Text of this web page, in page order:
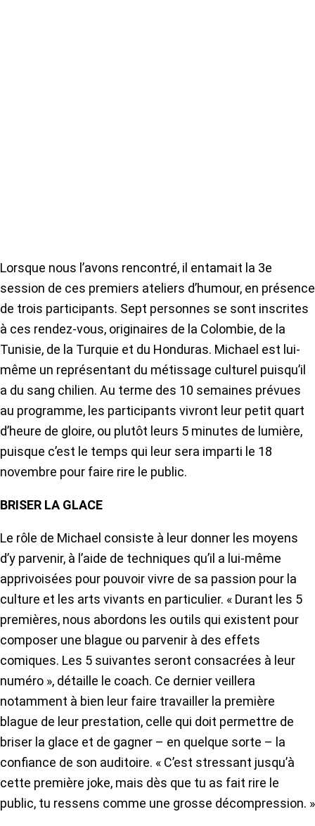
Lorsque nous l’avons rencontré, il entamait la 3e
session de ces premiers ateliers d’humour, en présence
de trois participants. Sept personnes se sont inscrites
à ces rendez-vous, originaires de la Colombie, de la
Tunisie, de la Turquie et du Honduras. Michael est lui-
même un représentant du métissage culturel puisqu’il
a du sang chilien. Au terme des 10 semaines prévues
au programme, les participants vivront leur petit quart
d’heure de gloire, ou plutôt leurs 5 minutes de lumière,
puisque c’est le temps qui leur sera imparti le 18
novembre pour faire rire le public.
BRISER LA GLACE
Le rôle de Michael consiste à leur donner les moyens
d’y parvenir, à l’aide de techniques qu’il a lui-même
apprivoisées pour pouvoir vivre de sa passion pour la
culture et les arts vivants en particulier. « Durant les 5
premières, nous abordons les outils qui existent pour
composer une blague ou parvenir à des effets
comiques. Les 5 suivantes seront consacrées à leur
numéro », détaille le coach. Ce dernier veillera
notamment à bien leur faire travailler la première
blague de leur prestation, celle qui doit permettre de
briser la glace et de gagner – en quelque sorte – la
confiance de son auditoire. « C’est stressant jusqu’à
cette première joke, mais dès que tu as fait rire le
public, tu ressens comme une grosse décompression. »